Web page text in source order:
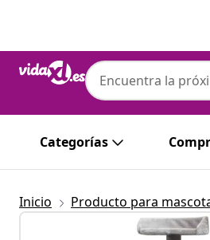
Categorías
Inicio Producto para